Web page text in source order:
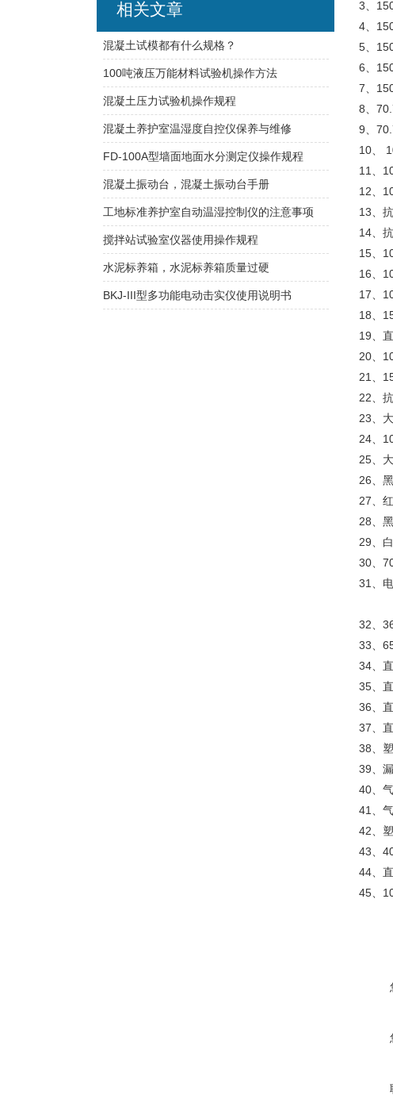
3、
4、
5、
6、
7、
8、
9、
10、
11、
12、
13、
14、
15、
16、
17、
18、
19、
20、
21、
22、
23、
24、
25、
26、
27、
28、
29、
30、
31、
直
32、
33、
34、
35、
36、
37、
38、
39、
40、
41、气
42、
43、
44、
45、
相关文章
混凝土试模都有什么规格？
100吨液压万能材料试验机操作方法
混凝土压力试验机操作规程
混凝土养护室温湿度自控仪保养与维修
FD-100A型墙面地面水分测定仪操作规程
混凝土振动台，混凝土振动台手册
工地标准养护室自动温湿控制仪的注意事项
搅拌站试验室仪器使用操作规程
水泥标养箱，水泥标养箱质量过硬
BKJ-III型多功能电动击实仪使用说明书